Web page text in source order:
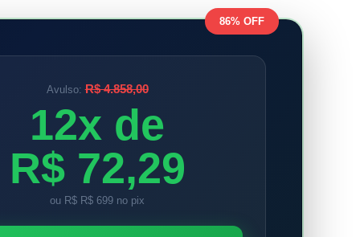
86% OFF
Avulso:R$ 4.858,00
12x de
R$ 72,29
ou R$ R$ 699 no pix